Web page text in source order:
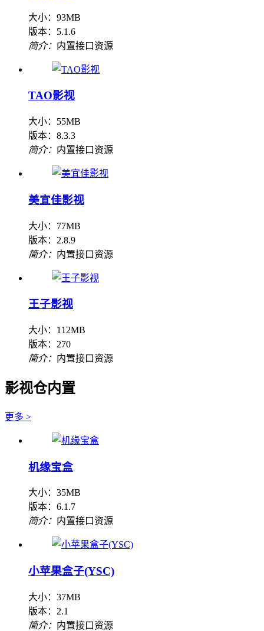
大小：93MB
版本：5.1.6
简介： 内置接口资源
TAO影视
大小：55MB
版本：8.3.3
简介： 内置接口资源
美宜佳影视
大小：77MB
版本：2.8.9
简介： 内置接口资源
王子影视
大小：112MB
版本：270
简介： 内置接口资源
影视仓内置
更多 >
机缘宝盒
大小：35MB
版本：6.1.7
简介： 内置接口资源
小苹果盒子(YSC)
大小：37MB
版本：2.1
简介： 内置接口资源